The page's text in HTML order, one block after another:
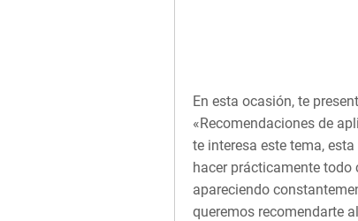
En esta ocasión, te
«Recomendaciones de
te interesa este tema,
hacer prácticamente
apareciendo
queremos recomendarte